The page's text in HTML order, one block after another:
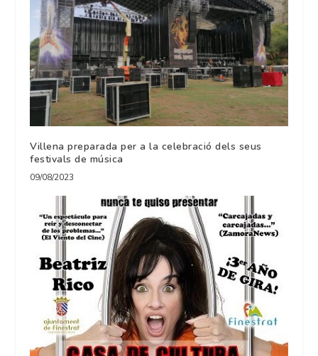
Villena preparada per a la celebració dels seus
festivals de música
09/08/2023